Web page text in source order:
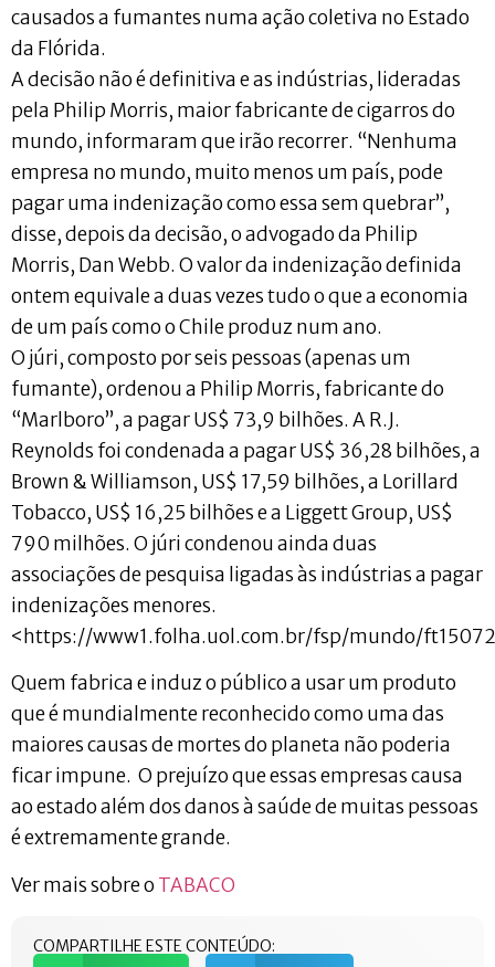
causados a fumantes numa ação coletiva no Estado
da Flórida.
A decisão não é definitiva e as indústrias, lideradas
pela Philip Morris, maior fabricante de cigarros do
mundo, informaram que irão recorrer. “Nenhuma
empresa no mundo, muito menos um país, pode
pagar uma indenização como essa sem quebrar”,
disse, depois da decisão, o advogado da Philip
Morris, Dan Webb. O valor da indenização definida
ontem equivale a duas vezes tudo o que a economia
de um país como o Chile produz num ano.
O júri, composto por seis pessoas (apenas um
fumante), ordenou a Philip Morris, fabricante do
“Marlboro”, a pagar US$ 73,9 bilhões. A R.J.
Reynolds foi condenada a pagar US$ 36,28 bilhões, a
Brown & Williamson, US$ 17,59 bilhões, a Lorillard
Tobacco, US$ 16,25 bilhões e a Liggett Group, US$
790 milhões. O júri condenou ainda duas
associações de pesquisa ligadas às indústrias a pagar
indenizações menores.
<https://www1.folha.uol.com.br/fsp/mundo/
Quem fabrica e induz o público a usar um produto
que é mundialmente reconhecido como uma das
maiores causas de mortes do planeta não poderia
ficar impune. O prejuízo que essas empresas causa
ao estado além dos danos à saúde de muitas pessoas
é extremamente grande.
Ver mais sobre o TABACO
COMPARTILHE ESTE CONTEÚDO: